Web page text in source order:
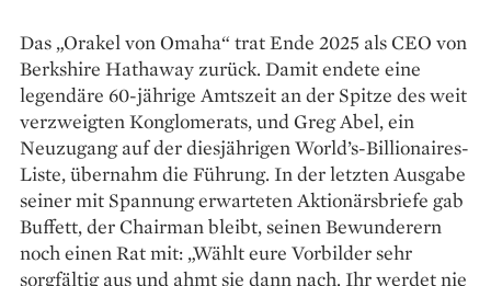
Das „Orakel von Omaha“ trat Ende 2025 als CEO von
Berkshire Hathaway zurück. Damit endete eine
legendäre 60-jährige Amtszeit an der Spitze des weit
verzweigten Konglomerats, und Greg Abel, ein
Neuzugang auf der diesjährigen World’s-Billionaires-
Liste, übernahm die Führung. In der letzten Ausgabe
seiner mit Spannung erwarteten Aktionärsbriefe gab
Buffett, der Chairman bleibt, seinen Bewunderern
noch einen Rat mit: „Wählt eure Vorbilder sehr
sorgfältig aus und ahmt sie dann nach. Ihr werdet nie